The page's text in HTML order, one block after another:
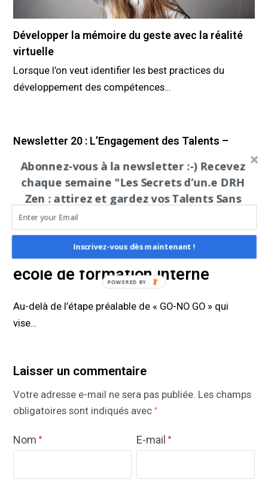
Développer la mémoire du geste avec la réalité
virtuelle
Lorsque l’on veut identifier les best practices du
développement des compétences…
Newsletter 20 : L’Engagement des Talents –
(Sans Cape, Promis) 🦸‍♂️
Newsletter 20 : L’Engagement des Talents – Comment
Créer des Super-Héros…
Les 5 briques pour lancer votre
école de formation interne
Au-delà de l’étape préalable de « GO-NO GO » qui
vise…
Laisser un commentaire
Votre adresse e-mail ne sera pas publiée. Les champs
obligatoires sont indiqués avec*
Nom* E-mail*
Abonnez-vous à la newsletter :-) Recevez
chaque semaine "Les Secrets d’un.e DRH
Zen : attirez et gardez vos Talents Sans
Inscrivez-vous dès maintenant !